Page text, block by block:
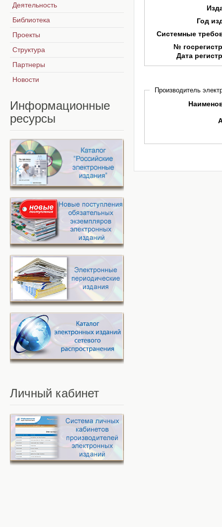
Год
Системные
№
Дата
Производитель
Деятельность
Библиотека
Проекты
Структура
Партнеры
Новости
Информационные
ресурсы
Личный кабинет